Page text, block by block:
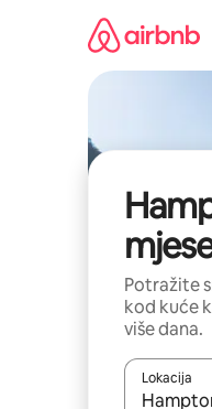
Potražite
kod kuće
više dana.
Lokacija
Kada